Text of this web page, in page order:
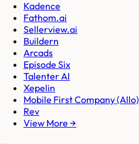
Kadence
Fathom.ai
Sellerview.ai
Buildern
Arcads
Episode Six
Talenter AI
Xepelin
Mobile First Company (Allo)
Rev
View More →